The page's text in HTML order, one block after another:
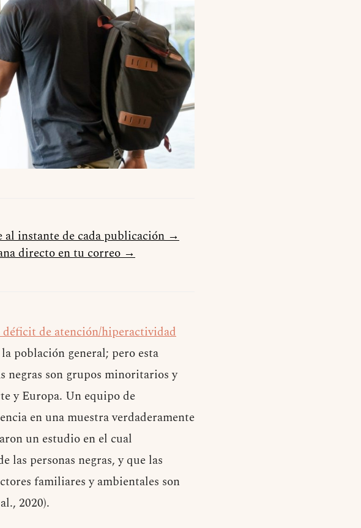
al instante de cada publicación →
directo en tu correo →
de atención/hiperactividad
población general; pero esta
negras son grupos minoritarios y
y Europa. Un equipo de
en una muestra verdaderamente
un estudio en el cual
las personas negras, y que las
familiares y ambientales son
2020).